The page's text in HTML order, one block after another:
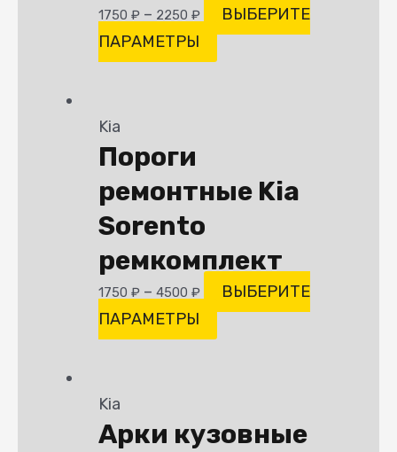
1750₽ – 2250₽
ВЫБЕРИТЕ
ПАРАМЕТРЫ
Kia
Пороги
ремонтные Kia
Sorento
ремкомплект
1750₽ –4500₽
ВЫБЕРИТЕ
ПАРАМЕТРЫ
Kia
Арки кузовные